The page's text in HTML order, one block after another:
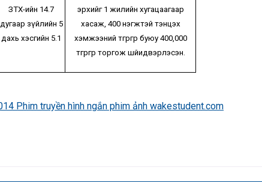
ЗТХ-ийн 14.7
дугаар зүйлийн 5
дахь хэсгийн 5.1
эрхийг 1 жилийн хугацаагаар
хасаж, 400 нэгжтэй тэнцэх
хэмжээний төгрөгөөр буюу 400,000
төгрөгөөр торгож шйидвэрлэсэн.
Phim truyền hình ngắn phim ảnh wakestudent.com